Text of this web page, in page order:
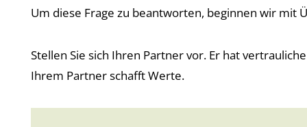
Um diese Frage zu beantworten, beginnen wir mit
Stellen Sie sich Ihren Partner vor. Er hat
Ihrem Partner schafft Werte.